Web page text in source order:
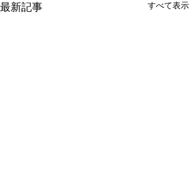
最新記事 すべて表示